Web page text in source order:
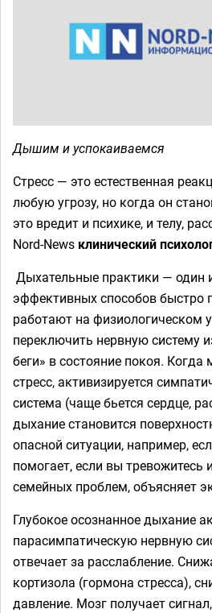
Дышим и успокаиваемся
Стресс — это естественная
любую угрозу, но когда он
это вредит и психике, и телу,
Nord-News клинический
Дыхательные практики — один
эффективных способов быстро
работают на физиологическом
переключить нервную систему
беги» в состояние покоя.
стресс, активизируется
система (чаще бьется сердце,
дыхание становится
опасной ситуации, например,
помогает, если вы тревожитесь
семейных проблем, объясняет
Глубокое осознанное дыхание
парасимпатическую нервную
отвечает за расслабление.
кортизола (гормона стресса),
давление. Мозг получает